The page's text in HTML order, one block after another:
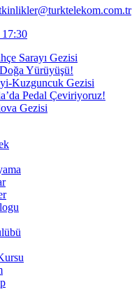
Sarayı Gezisi
Yürüyüşü!
Kuzguncuk Gezisi
Pedal Çeviriyoruz!
Gezisi